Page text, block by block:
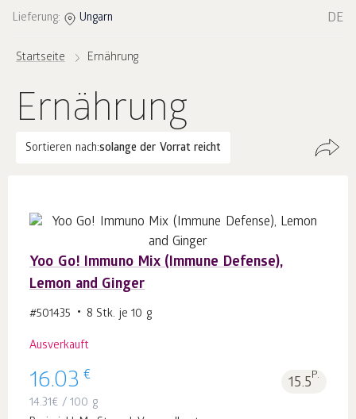
Lieferung: Ungarn DE
Startseite Ernährung
Ernährung
Sortieren nach:solange der Vorrat reicht
Yoo Go! Immuno Mix (Immune Defense),
Lemon and Ginger
#501435 8 Stk. je 10 g
Ausverkauft
16.03 € 15.5P.
14.31€ / 100 g